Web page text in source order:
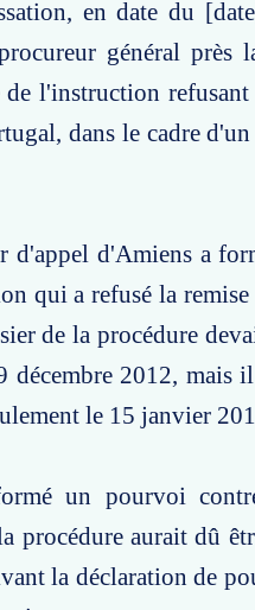
en date du
général près
l'instruction
dans le cadre d'un
d'appel d'Amiens a
qui a refusé la
de la procédure
2012, mais
le 15 janvier
un pourvoi
procédure aurait dû
la déclaration de